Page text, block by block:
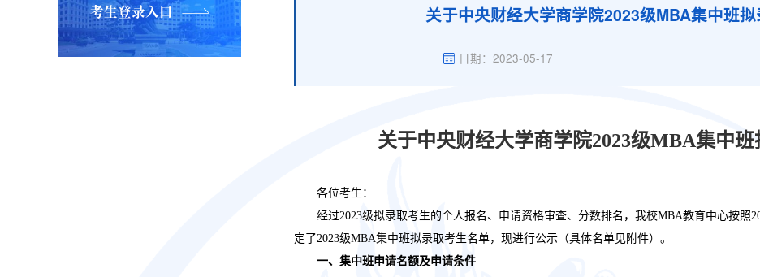
考生登录入口 关于中央财经大学商学院2023级MBA集中班
日期：2023-05-17
关于中央财经大学商学院2023级MBA集中
各位考生：
经过2023级拟录取考生的个人报名、申请资格审查、分数排名，我校MBA教育中心按照
定了2023级MBA集中班拟录取考生名单，现进行公示（具体名单见附件）。
一、集中班申请名额及申请条件